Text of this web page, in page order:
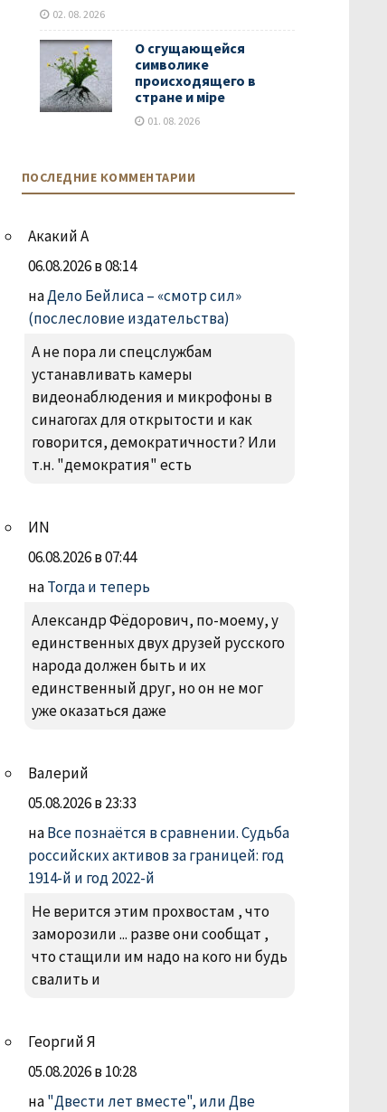
02. 08. 2026
О сгущающейся
символике
происходящего в
стране и мiре
01. 08. 2026
ПОСЛЕДНИЕ КОММЕНТАРИИ
Акакий А
06.08.2026 в 08:14
наДело Бейлиса – «смотр сил»
(послесловие издательства)
А не пора ли спецслужбам
устанавливать камеры
видеонаблюдения и микрофоны в
синагогах для открытости и как
говорится, демократичности? Или
т.н. "демократия" есть
ИN
06.08.2026 в 07:44
наТогда и теперь
Александр Фëдорович, по-моему, у
единственных двух друзей русского
народа должен быть и их
единственный друг, но он не мог
уже оказаться даже
Валерий
05.08.2026 в 23:33
наВсе познаётся в сравнении. Судьба
российских активов за границей: год
1914-й и год 2022-й
Не верится этим прохвостам , что
заморозили ... разве они сообщат ,
что стащили им надо на кого ни будь
свалить и
Георгий Я
05.08.2026 в 10:28
на"Двести лет вместе", или Две